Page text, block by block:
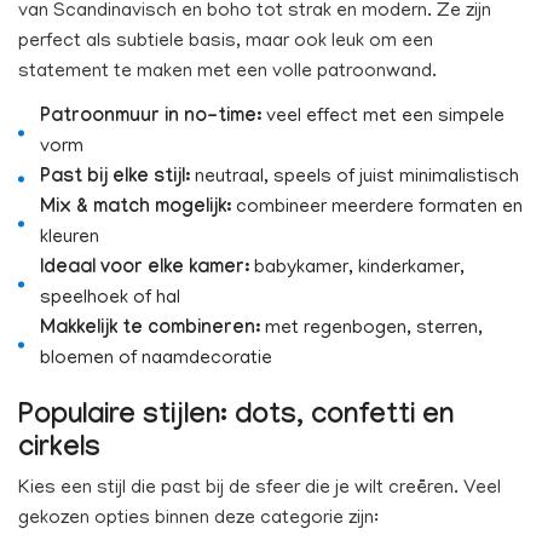
van Scandinavisch en boho tot strak en modern. Ze zijn
perfect als subtiele basis, maar ook leuk om een
statement te maken met een volle patroonwand.
Patroonmuur in no-time: veel effect met een simpele
vorm
Past bij elke stijl: neutraal, speels of juist minimalistisch
Mix & match mogelijk: combineer meerdere formaten en
kleuren
Ideaal voor elke kamer: babykamer, kinderkamer,
speelhoek of hal
Makkelijk te combineren: met regenbogen, sterren,
bloemen of naamdecoratie
Populaire stijlen: dots, confetti en
cirkels
Kies een stijl die past bij de sfeer die je wilt creëren. Veel
gekozen opties binnen deze categorie zijn: